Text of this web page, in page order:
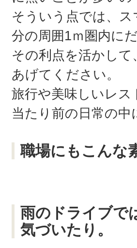
そういう点では、
分の周囲1ｍ圏内に
その利点を活かし
あげてください。
旅行や美味しいレ
当たり前の日常の
職場にもこんな
雨のドライブで
気づいたり。